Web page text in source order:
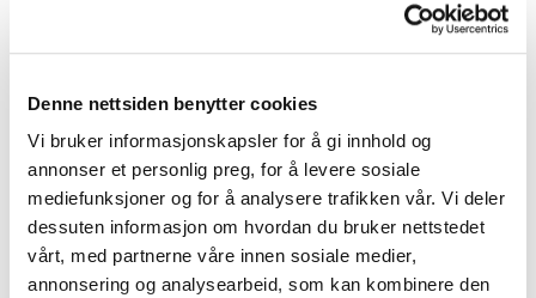
Denne nettsiden benytter cookies
Vi bruker informasjonskapsler for å gi innhold og
annonser et personlig preg, for å levere sosiale
mediefunksjoner og for å analysere trafikken vår. Vi deler
dessuten informasjon om hvordan du bruker nettstedet
vårt, med partnerne våre innen sosiale medier,
annonsering og analysearbeid, som kan kombinere den
Småretter
Cordon Bleu potetpannekaker
Potet ,